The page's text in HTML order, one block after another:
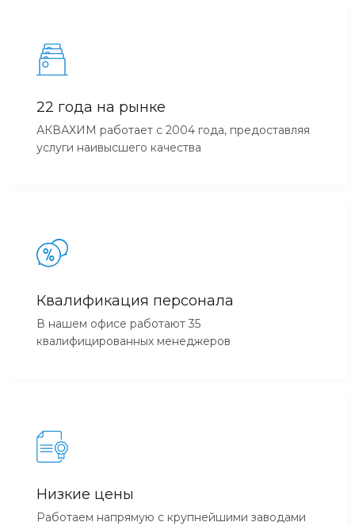
22 года на рынке
АКВАХИМ работает с 2004 года, предоставляя
услуги наивысшего качества
Квалификация персонала
В нашем офисе работают 35
квалифицированных менеджеров
Низкие цены
Работаем напрямую с крупнейшими заводами